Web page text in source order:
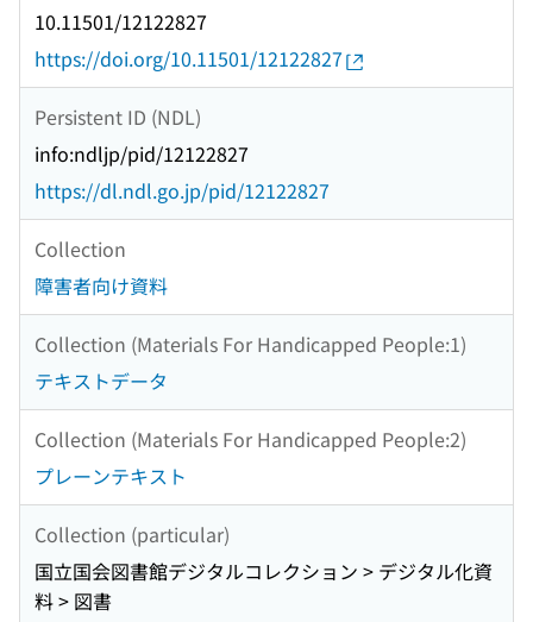
10.11501/12122827
https://doi.org/10.11501/12122827
Persistent ID (NDL)
info:ndljp/pid/12122827
https://dl.ndl.go.jp/pid/12122827
Collection
障害者向け資料
Collection (Materials For Handicapped People:1)
テキストデータ
Collection (Materials For Handicapped People:2)
プレーンテキスト
Collection (particular)
国立国会図書館デジタルコレクション > デジタル化資
料 > 図書